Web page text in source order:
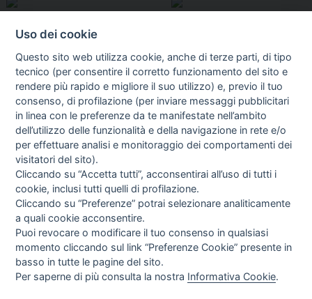
I libri Vedi tutti
Direttrice Responsabile: Alessandra Costante | Registrazione al Tribunale Civile
Uso dei cookie
Questo sito web utilizza cookie, anche di terze parti, di tipo
tecnico (per consentire il corretto funzionamento del sito e
rendere più rapido e migliore il suo utilizzo) e, previo il tuo
consenso, di profilazione (per inviare messaggi pubblicitari
in linea con le preferenze da te manifestate nell’ambito
dell’utilizzo delle funzionalità e della navigazione in rete e/o
per effettuare analisi e monitoraggio dei comportamenti dei
visitatori del sito).
Cliccando su “Accetta tutti”, acconsentirai all’uso di tutti i
cookie, inclusi tutti quelli di profilazione.
Cliccando su “Preferenze” potrai selezionare analiticamente
a quali cookie acconsentire.
Puoi revocare o modificare il tuo consenso in qualsiasi
momento cliccando sul link “Preferenze Cookie” presente in
basso in tutte le pagine del sito.
Per saperne di più consulta la nostra Informativa Cookie.